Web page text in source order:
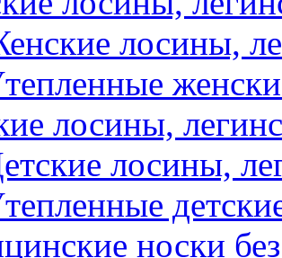
лосины,
лосины,
лосины,
носки